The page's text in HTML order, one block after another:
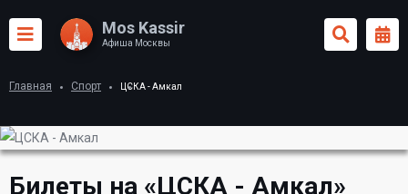
Mos Kassir
Афиша Москвы
Главная Спорт ЦСКА - Амкал
Билеты на «ЦСКА - Амкал»